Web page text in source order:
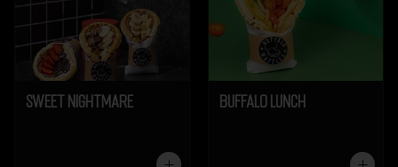
Sweet Nightmare Buffalo Lunch